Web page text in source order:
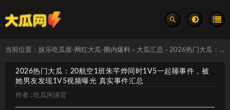
当前位置： 娱乐吃瓜屋-网红大瓜-圈内爆料 > 大瓜汇总 > 2026热门大瓜：20航空1班朱芊烨同时1V5一起睡事件，被她男友发现1V5视频曝光 真实事件汇总
2026热门大瓜：20航空1班朱芊烨同时1V5一起睡事件，被
她男友发现1V5视频曝光 真实事件汇总
作者 : 吃瓜闲谈官